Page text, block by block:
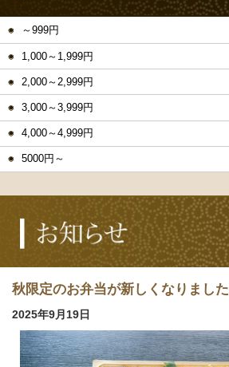
～999円
1,000～1,999円
2,000～2,999円
3,000～3,999円
4,000～4,999円
5000円～
秋限定のお弁当が新しくなりました
2025年9月19日